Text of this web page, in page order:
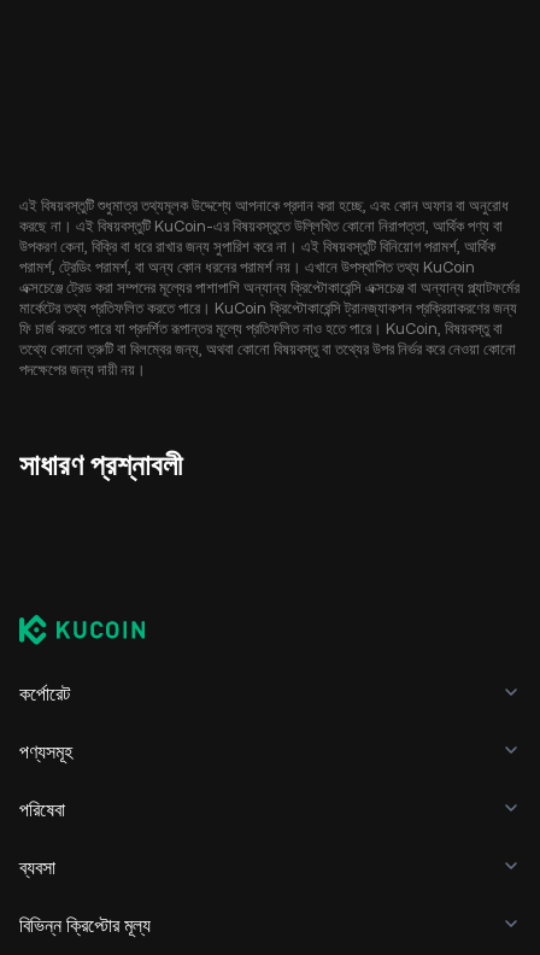
এই বিষয়বস্তুটি শুধুমাত্র তথ্যমূলক উদ্দেশ্যে আপনাকে প্রদান করা হচ্ছে, এবং কোন অফার বা অনুরোধ
করছে না। এই বিষয়বস্তুটি KuCoin-এর বিষয়বস্তুতে উল্লিখিত কোনো নিরাপত্তা, আর্থিক পণ্য বা
উপকরণ কেনা, বিক্রি বা ধরে রাখার জন্য সুপারিশ করে না। এই বিষয়বস্তুটি বিনিয়োগ পরামর্শ, আর্থিক
পরামর্শ, ট্রেডিং পরামর্শ, বা অন্য কোন ধরনের পরামর্শ নয়। এখানে উপস্থাপিত তথ্য KuCoin
এক্সচেঞ্জে ট্রেড করা সম্পদের মূল্যের পাশাপাশি অন্যান্য ক্রিপ্টোকারেন্সি এক্সচেঞ্জ বা অন্যান্য প্ল্যাটফর্মের
মার্কেটের তথ্য প্রতিফলিত করতে পারে। KuCoin ক্রিপ্টোকারেন্সি ট্রানজ্যাকশন প্রক্রিয়াকরণের জন্য
ফি চার্জ করতে পারে যা প্রদর্শিত রূপান্তর মূল্যে প্রতিফলিত নাও হতে পারে। KuCoin, বিষয়বস্তু বা
তথ্যে কোনো ত্রুটি বা বিলম্বের জন্য, অথবা কোনো বিষয়বস্তু বা তথ্যের উপর নির্ভর করে নেওয়া কোনো
পদক্ষেপের জন্য দায়ী নয়।
সাধারণ প্রশ্নাবলী
কর্পোরেট
পণ্যসমূহ
পরিষেবা
ব্যবসা
বিভিন্ন ক্রিপ্টোর মূল্য